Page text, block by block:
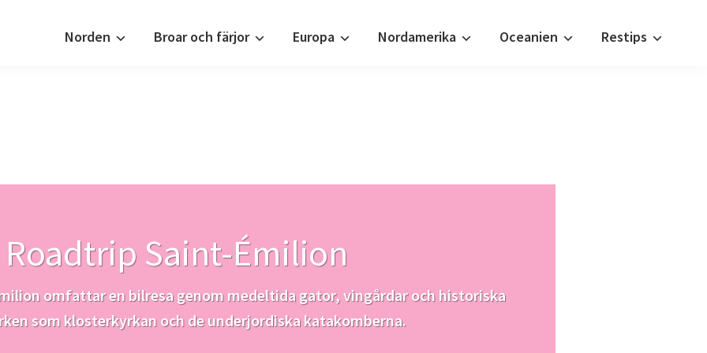
Norden Broar och färjor Europa Nordamerika Oceanien Restips
Roadtrip Saint-Émilion
omfattar en bilresa genom medeltida gator, vingårdar och historiska
som klosterkyrkan och de underjordiska katakomberna.